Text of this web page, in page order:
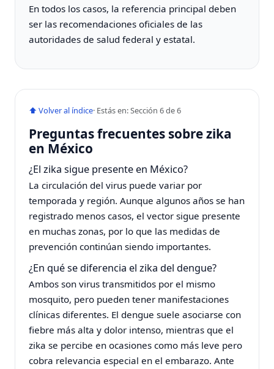
En todos los casos, la referencia principal deben
ser las recomendaciones oficiales de las
autoridades de salud federal y estatal.
⬆ Volver al índice· Estás en: Sección 6 de 6
Preguntas frecuentes sobre zika
en México
¿El zika sigue presente en México?
La circulación del virus puede variar por
temporada y región. Aunque algunos años se han
registrado menos casos, el vector sigue presente
en muchas zonas, por lo que las medidas de
prevención continúan siendo importantes.
¿En qué se diferencia el zika del dengue?
Ambos son virus transmitidos por el mismo
mosquito, pero pueden tener manifestaciones
clínicas diferentes. El dengue suele asociarse con
fiebre más alta y dolor intenso, mientras que el
zika se percibe en ocasiones como más leve pero
cobra relevancia especial en el embarazo. Ante